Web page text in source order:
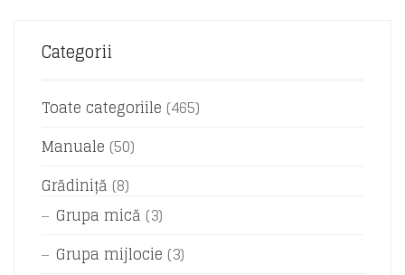
Categorii
Toate categoriile (465)
Manuale (50)
Grădiniță (8)
Grupa mică (3)
Grupa mijlocie (3)